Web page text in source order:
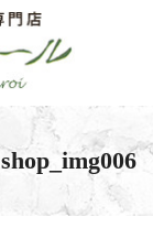
shop_img006